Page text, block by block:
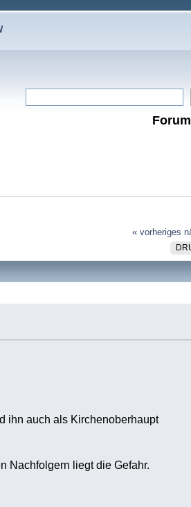
« vorheriges
ihn auch als Kirchenoberhaupt
Nachfolgern liegt die Gefahr.